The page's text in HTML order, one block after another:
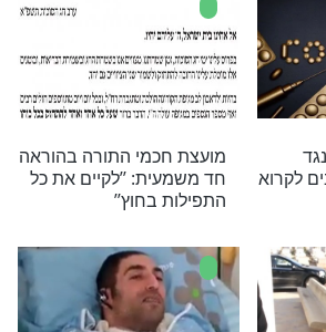
נשארים בבית - "ונשמרתם
מאוד לנפשותיכם"